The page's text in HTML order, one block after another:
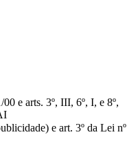
e arts. 3º, III, 6º, I, e 8º,
e art. 3º da Lei nº